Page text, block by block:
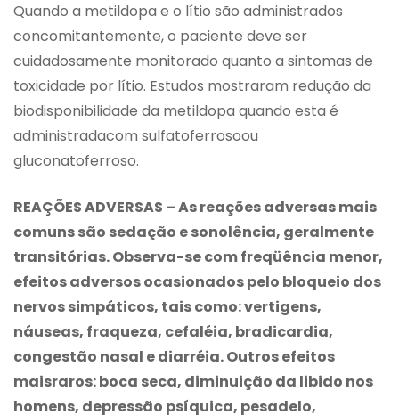
Quando a metildopa e o lítio são administrados
concomitantemente, o paciente deve ser
cuidadosamente monitorado quanto a sintomas de
toxicidade por lítio. Estudos mostraram redução da
biodisponibilidade da metildopa quando esta é
administradacom sulfatoferrosoou
gluconatoferroso.
REAÇÕES ADVERSAS – As reações adversas mais
comuns são sedação e sonolência, geralmente
transitórias. Observa-se com freqüência menor,
efeitos adversos ocasionados pelo bloqueio dos
nervos simpáticos, tais como: vertigens,
náuseas, fraqueza, cefaléia, bradicardia,
congestão nasal e diarréia. Outros efeitos
maisraros: boca seca, diminuição da libido nos
homens, depressão psíquica, pesadelo,